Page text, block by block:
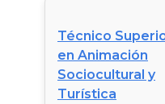
Técnico
en Animación
Sociocultural y
Turística